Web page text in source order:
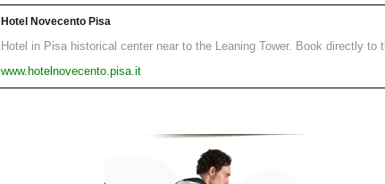
Hotel Novecento Pisa
Hotel in Pisa historical center near to the Leaning Tower. Book directly to
www.hotelnovecento.pisa.it